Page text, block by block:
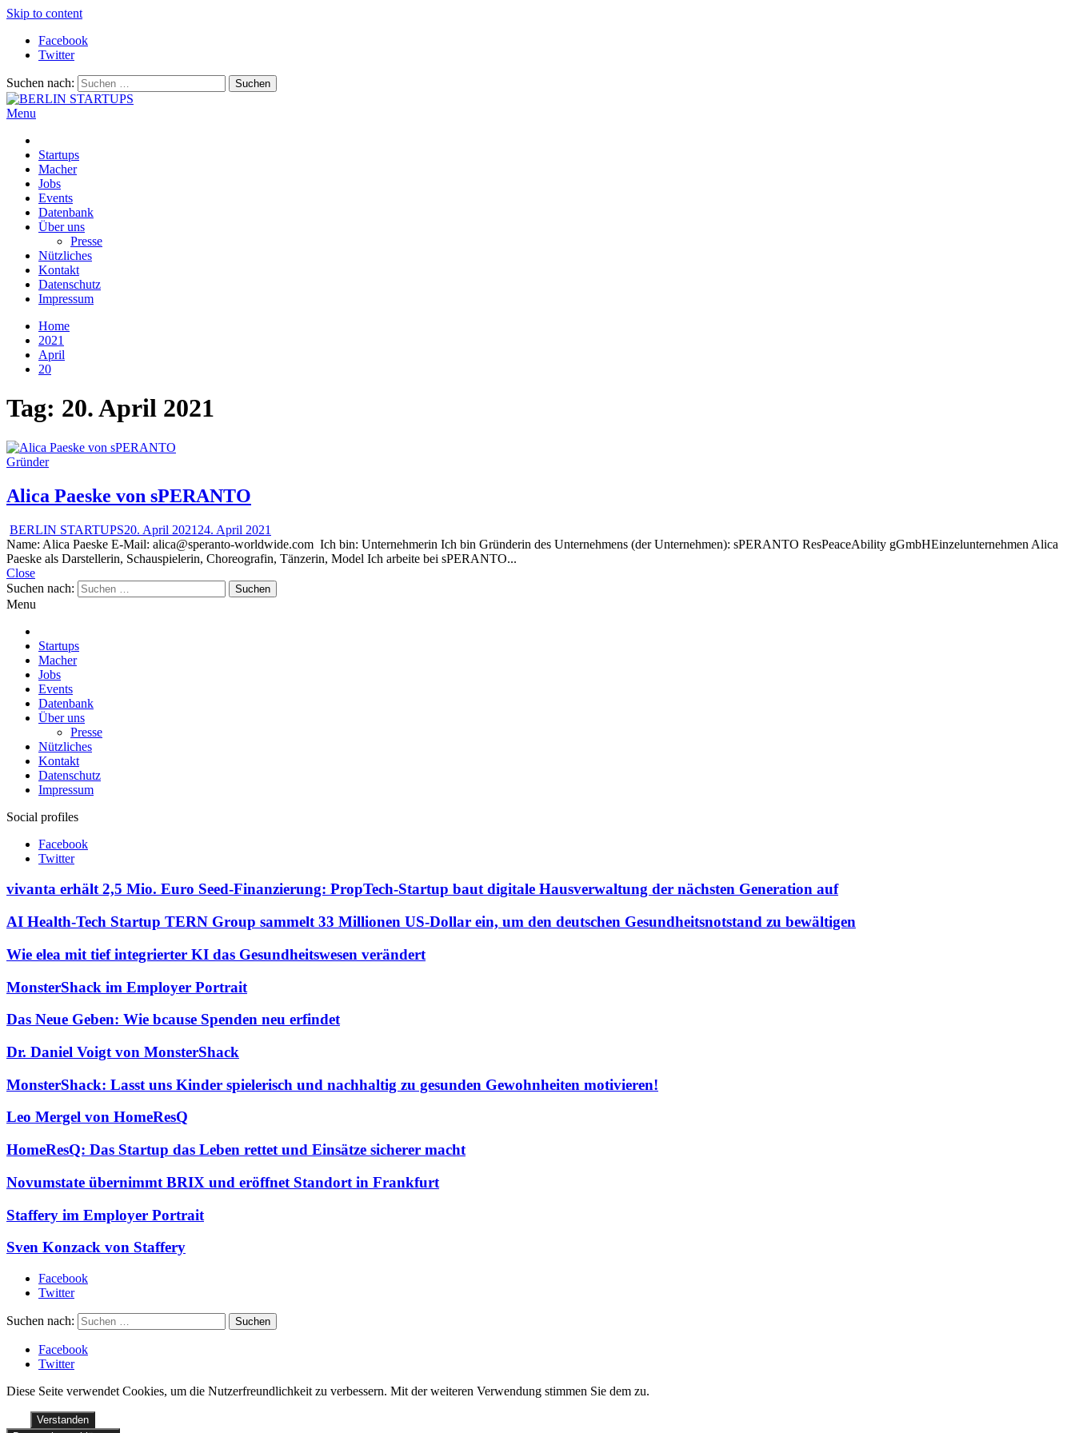
Skip to content
Facebook
Twitter
Suchen nach:
Menu
Startups
Macher
Jobs
Events
Datenbank
Über uns
Presse
Nützliches
Kontakt
Datenschutz
Impressum
Home
2021
April
20
Tag: 20. April 2021
Gründer
Alica Paeske von sPERANTO
BERLIN STARTUPS20. April 2021 24. April 2021
Name: Alica Paeske E-Mail: alica@speranto-worldwide.com Ich bin: Unternehmerin Ich bin Gründerin des Unternehmens (der Unternehmen): sPERANTO ResPeaceAbility gGmbHEinzelunternehmen Alica
Paeske als Darstellerin, Schauspielerin, Choreografin, Tänzerin, Model Ich arbeite bei sPERANTO...
Close
Suchen nach:
Menu
Startups
Macher
Jobs
Events
Datenbank
Über uns
Presse
Nützliches
Kontakt
Datenschutz
Impressum
Social profiles
Facebook
Twitter
vivanta erhält 2,5 Mio. Euro Seed-Finanzierung: PropTech-Startup baut digitale Hausverwaltung der nächsten Generation auf
AI Health-Tech Startup TERN Group sammelt 33 Millionen US-Dollar ein, um den deutschen Gesundheitsnotstand zu bewältigen
Wie elea mit tief integrierter KI das Gesundheitswesen verändert
MonsterShack im Employer Portrait
Das Neue Geben: Wie bcause Spenden neu erfindet
Dr. Daniel Voigt von MonsterShack
MonsterShack: Lasst uns Kinder spielerisch und nachhaltig zu gesunden Gewohnheiten motivieren!
Leo Mergel von HomeResQ
HomeResQ: Das Startup das Leben rettet und Einsätze sicherer macht
Novumstate übernimmt BRIX und eröffnet Standort in Frankfurt
Staffery im Employer Portrait
Sven Konzack von Staffery
Facebook
Twitter
Suchen nach:
Facebook
Twitter
Diese Seite verwendet Cookies, um die Nutzerfreundlichkeit zu verbessern. Mit der weiteren Verwendung stimmen Sie dem zu.
Verstanden